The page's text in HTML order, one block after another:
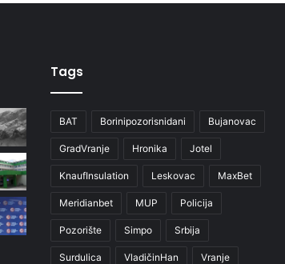
Tags
BAT Borinipozorisnidani Bujanovac
GradVranje Hronika Jotel
KnaufInsulation Leskovac MaxBet
Meridianbet MUP Policija
Pozorište Simpo Srbija
Surdulica VladičinHan Vranje